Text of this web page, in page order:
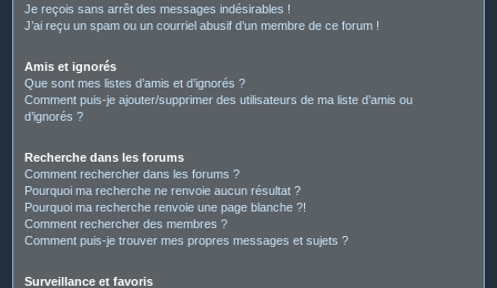
Je reçois sans arrêt des messages indésirables !
J’ai reçu un spam ou un courriel abusif d’un membre de ce forum !
Amis et ignorés
Que sont mes listes d’amis et d’ignorés ?
Comment puis-je ajouter/supprimer des utilisateurs de ma liste d’amis ou
d’ignorés ?
Recherche dans les forums
Comment rechercher dans les forums ?
Pourquoi ma recherche ne renvoie aucun résultat ?
Pourquoi ma recherche renvoie une page blanche ?!
Comment rechercher des membres ?
Comment puis-je trouver mes propres messages et sujets ?
Surveillance et favoris